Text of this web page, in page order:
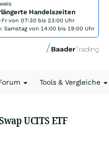
Handelszeiten
Fr von 07:30 bis 23:00 Uhr
Samstag von 14:00 bis 19:00 Uhr
Tools & Vergleiche
UCITS ETF